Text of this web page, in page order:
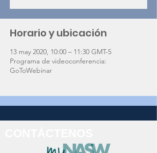
Horario y ubicación
13 may 2020, 10:00 – 11:30 GMT-5
Programa de videoconferencia:
GoToWebinar